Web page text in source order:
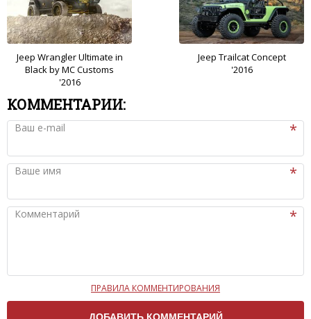
Jeep Wrangler Ultimate in
Black by MC Customs
'2016
Jeep Trailcat Concept
'2016
КОММЕНТАРИИ:
Ваш e-mail
Ваше имя
Комментарий
Чтобы ваш комментарий был опубликован на сайте,
вам нужно придерживаться следующих правил:
ПРАВИЛА КОММЕНТИРОВАНИЯ